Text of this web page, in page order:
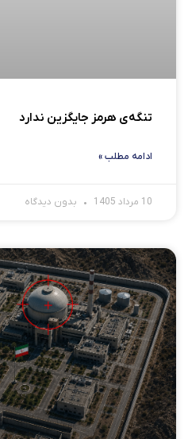
تنگه‌ی هرمز جایگزین ندارد
ادامه مطلب »
10 مرداد 1405 بدون دیدگاه